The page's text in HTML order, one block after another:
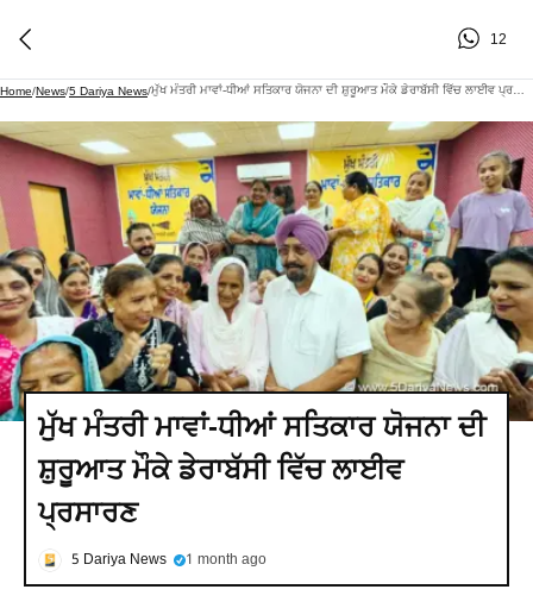
12
Home/News/5 Dariya News/ ਮੁੱਖ ਮੰਤਰੀ ਮਾਵਾਂ-ਧੀਆਂ ਸਤਿਕਾਰ ਯੋਜਨਾ ਦੀ ਸ਼ੁਰੂਆਤ ਮੌਕੇ ਡੇਰਾਬੱਸੀ ਵਿੱਚ ਲਾਈਵ ਪ੍ਰਸਾਰਣ
ਮੁੱਖ ਮੰਤਰੀ ਮਾਵਾਂ-ਧੀਆਂ ਸਤਿਕਾਰ ਯੋਜਨਾ ਦੀ
ਸ਼ੁਰੂਆਤ ਮੌਕੇ ਡੇਰਾਬੱਸੀ ਵਿੱਚ ਲਾਈਵ
ਪ੍ਰਸਾਰਣ
5 Dariya News 1 month ago